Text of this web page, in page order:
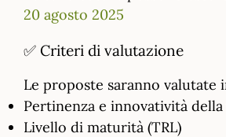
20 agosto 2025
✅ Criteri di valutazione
Le proposte saranno valutate
Pertinenza e innovatività
Livello di maturità (TRL)